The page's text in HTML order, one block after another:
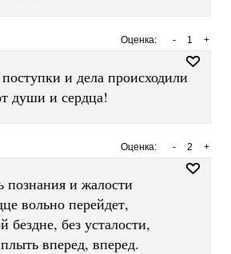
Оценка: +
1
-
и дела происходили
души и сердца!
Оценка: +
2
-
познания и жалости
вольно перейдет,
бездне, без усталости,
вперед, вперед.